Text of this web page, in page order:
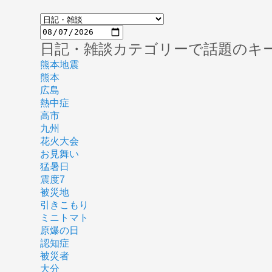
日記・雑談カテゴリーで話題のキ
熊本地震
熊本
広島
熱中症
高市
九州
花火大会
お見舞い
猛暑日
震度7
被災地
引きこもり
ミニトマト
原爆の日
認知症
被災者
大分